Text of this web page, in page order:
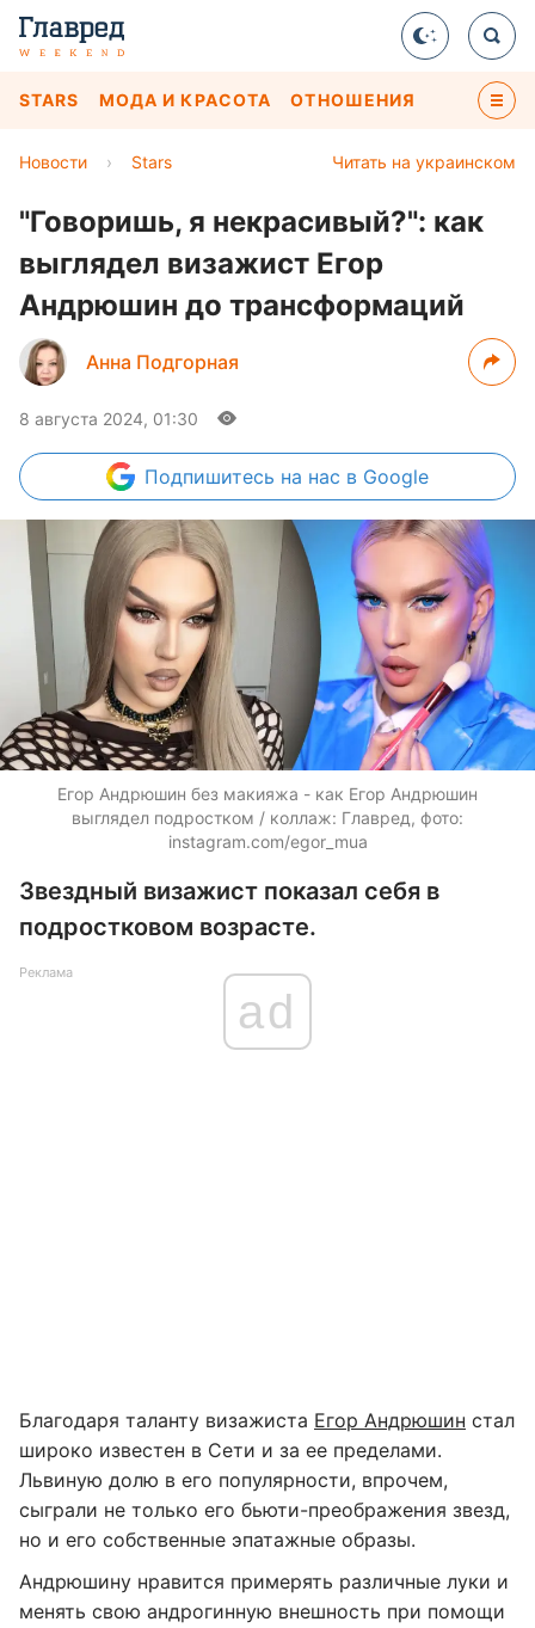
STARS МОДА И КРАСОТА ОТНОШЕНИЯ
Читать на украинском
Новости › Stars
"Говоришь, я некрасивый?": как
выглядел визажист Егор
Андрюшин до трансформаций
Анна Подгорная
8 августа 2024, 01:30
Подпишитесь на нас в Google
Егор Андрюшин без макияжа - как Егор Андрюшин
выглядел подростком / коллаж: Главред, фото:
instagram.com/egor_mua
Звездный визажист показал себя в
подростковом возрасте.
Реклама
ad
Благодаря таланту визажиста Егор Андрюшин стал
широко известен в Сети и за ее пределами.
Львиную долю в его популярности, впрочем,
сыграли не только его бьюти-преображения звезд,
но и его собственные эпатажные образы.
Андрюшину нравится примерять различные луки и
менять свою андрогинную внешность при помощи